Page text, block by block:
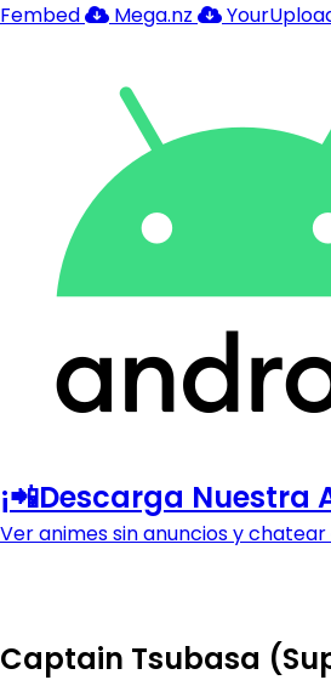
Fembed Mega.nz
¡📲Descarga Nuestra
Ver animes sin anuncios y
Captain Tsubasa